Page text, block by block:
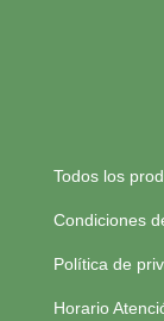
Todos los
Condiciones
Política de
Horario